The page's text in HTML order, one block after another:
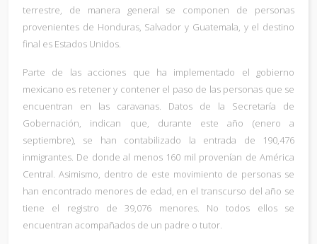
terrestre, de manera general se componen de personas
provenientes de Honduras, Salvador y Guatemala, y el destino
final es Estados Unidos.
Parte de las acciones que ha implementado el gobierno
mexicano es retener y contener el paso de las personas que se
encuentran en las caravanas. Datos de la Secretaría de
Gobernación, indican que, durante este año (enero a
septiembre), se han contabilizado la entrada de 190,476
inmigrantes. De donde al menos 160 mil provenían de América
Central. Asimismo, dentro de este movimiento de personas se
han encontrado menores de edad, en el transcurso del año se
tiene el registro de 39,076 menores. No todos ellos se
encuentran acompañados de un padre o tutor.